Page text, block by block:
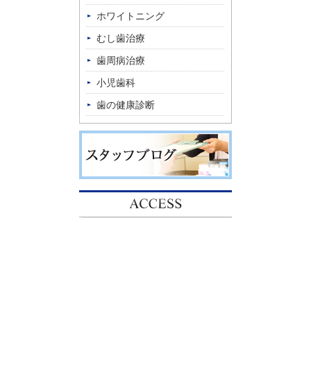
ホワイトニング
むし歯治療
歯周病治療
小児歯科
歯の健康診断